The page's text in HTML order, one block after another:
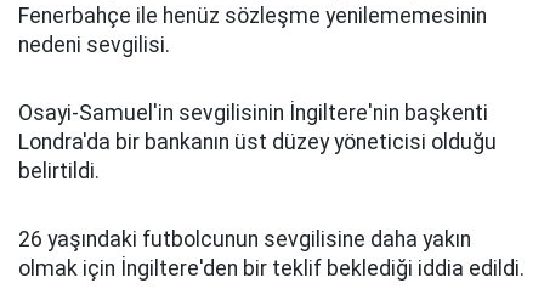
Fenerbahçe ile henüz sözleşme yenilememesinin
nedeni sevgilisi.
Osayi-Samuel'in sevgilisinin İngiltere'nin başkenti
Londra'da bir bankanın üst düzey yöneticisi olduğu
belirtildi.
26 yaşındaki futbolcunun sevgilisine daha yakın
olmak için İngiltere'den bir teklif beklediği iddia edildi.